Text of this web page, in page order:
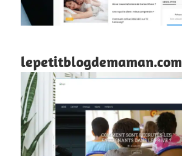
lepetitblogdemaman.com